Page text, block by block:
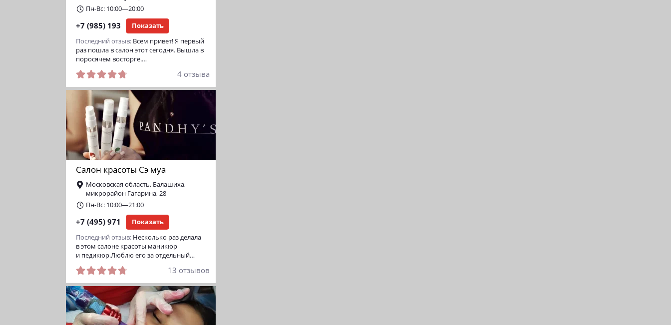
Пн-Вс: 10:00—20:00
+7 (985) 193 Показать
Последний отзыв: Всем привет! Я первый
раз пошла в салон этот сегодня. Вышла в
поросячем восторге.…
4 отзыва
Салон красоты Сэ муа
Московская область, Балашиха,
микрорайон Гагарина, 28
Пн-Вс: 10:00—21:00
+7 (495) 971 Показать
Последний отзыв: Несколько раз делала
в этом салоне красоты маникюр
и педикюр.Люблю его за отдельный…
13 отзывов